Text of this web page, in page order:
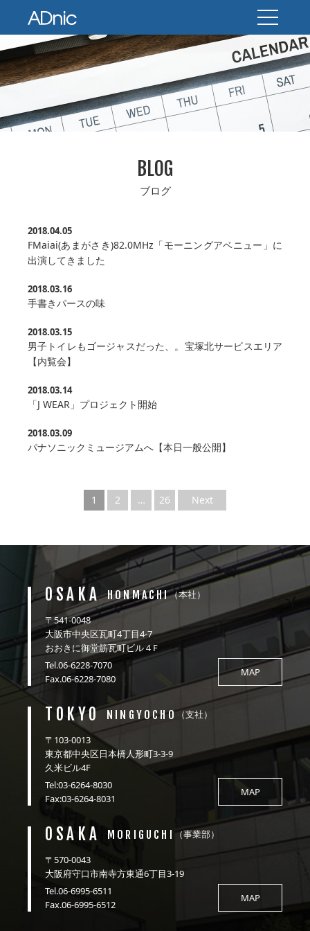
BLOG
ブログ
2018.04.05
FMaiai(あまがさき)82.0MHz「モーニングアベニュー」に
出演してきました
2018.03.16
手書きパースの味
2018.03.15
男子トイレもゴージャスだった、。宝塚北サービスエリア
【内覧会】
2018.03.14
「J WEAR」プロジェクト開始
2018.03.09
パナソニックミュージアムへ【本日一般公開】
1 2 … 26 Next
OSAKA HONMACHI（本社）
〒541-0048
大阪市中央区瓦町4丁目4-7
おおきに御堂筋瓦町ビル４F
Tel.06-6228-7070
Fax.06-6228-7080
MAP
TOKYO NINGYOCHO（支社）
〒103-0013
東京都中央区日本橋人形町3-3-9
久米ビル4F
Tel:03-6264-8030
Fax:03-6264-8031
MAP
OSAKA MORIGUCHI （事業部）
〒570-0043
大阪府守口市南寺方東通6丁目3-19
Tel.06-6995-6511
Fax.06-6995-6512
MAP